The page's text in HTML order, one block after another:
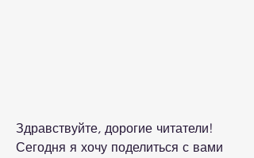
Здравствуйте, дорогие читатели!
Сегодня я хочу поделиться с вами